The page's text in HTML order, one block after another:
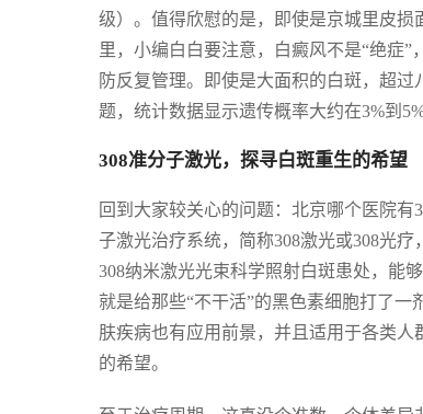
级）。值得欣慰的是，即使是京城里皮
里，小编白白要注意，白癜风不是“绝症
防反复管理。即使是大面积的白斑，超
题，统计数据显示遗传概率大约在3%到
308准分子激光，探寻白斑重生的希望
回到大家较关心的问题：北京哪个医院
子激光治疗系统，简称308激光或308光
308纳米激光光束科学照射白斑患处，能
就是给那些“不干活”的黑色素细胞打了一
肤疾病也有应用前景，并且适用于各类
的希望。